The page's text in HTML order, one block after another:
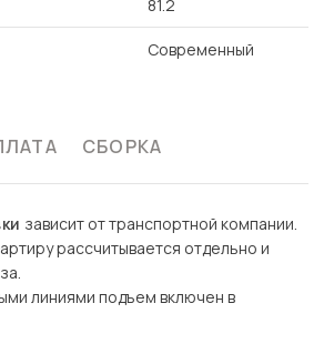
81.2
Современный
СБОРКА
зависит от транспортной компании.
рассчитывается отдельно и
линиями подъем включен в